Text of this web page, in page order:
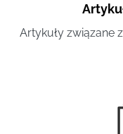
Artykuły związane